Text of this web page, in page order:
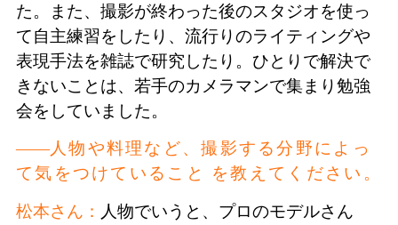
た。また、撮影が終わった後のスタジオを使っ
て自主練習をしたり、流行りのライティングや
表現手法を雑誌で研究したり。ひとりで解決で
きないことは、若手のカメラマンで集まり勉強
会をしていました。
人物や料理など、撮影する分野によっ
て気をつけていること を教えてください。
松本さん： 人物でいうと、プロのモデルさん